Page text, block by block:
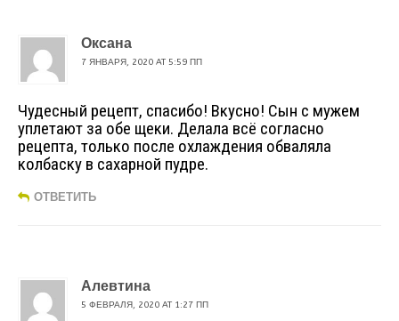
Оксана
7 ЯНВАРЯ, 2020 AT 5:59 ПП
Чудесный рецепт, спасибо! Вкусно! Сын с мужем
уплетают за обе щеки. Делала всё согласно
рецепта, только после охлаждения обваляла
колбаску в сахарной пудре.
ОТВЕТИТЬ
Алевтина
5 ФЕВРАЛЯ, 2020 AT 1:27 ПП